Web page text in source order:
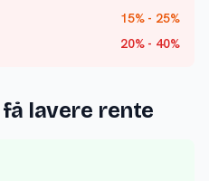
15% - 25%
20% - 40%
lavere rente